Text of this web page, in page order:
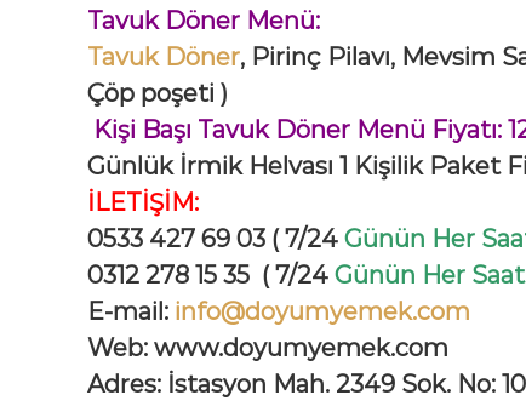
Tavuk Döner Menü:
Tavuk Döner, Pirinç Pilavı, Mevsim
Çöp poşeti )
Kişi Başı Tavuk Döner Menü Fiyatı:
Günlük İrmik Helvası 1 Kişilik Paket
İLETİŞİM:
0533 427 69 03 ( 7/24 Günün Her
0312 278 15 35 ( 7/24 Günün Her
E-mail: info@doyumyemek.com
Web: www.doyumyemek.com
Adres: İstasyon Mah. 2349 Sok. No: